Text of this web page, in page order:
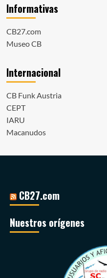
Informativas
CB27.com
Museo CB
Internacional
CB Funk Austria
CEPT
IARU
Macanudos
CB27.com
Nuestros orígenes